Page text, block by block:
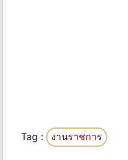
Tag : งานราชการ